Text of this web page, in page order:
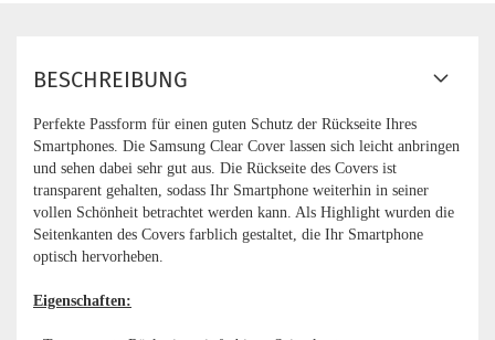
BESCHREIBUNG
Perfekte Passform für einen guten Schutz der Rückseite Ihres
Smartphones. Die Samsung Clear Cover lassen sich leicht anbringen
und sehen dabei sehr gut aus. Die Rückseite des Covers ist
transparent gehalten, sodass Ihr Smartphone weiterhin in seiner
vollen Schönheit betrachtet werden kann. Als Highlight wurden die
Seitenkanten des Covers farblich gestaltet, die Ihr Smartphone
optisch hervorheben.
Eigenschaften: